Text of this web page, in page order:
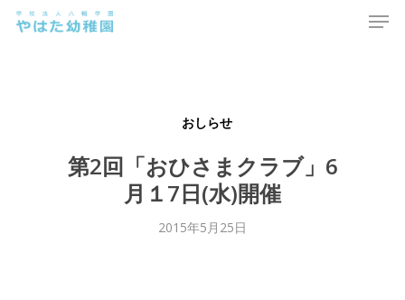
Skip
おしらせ
第2回「おひさまクラブ」6
月１7日(水)開催
2015年5月25日